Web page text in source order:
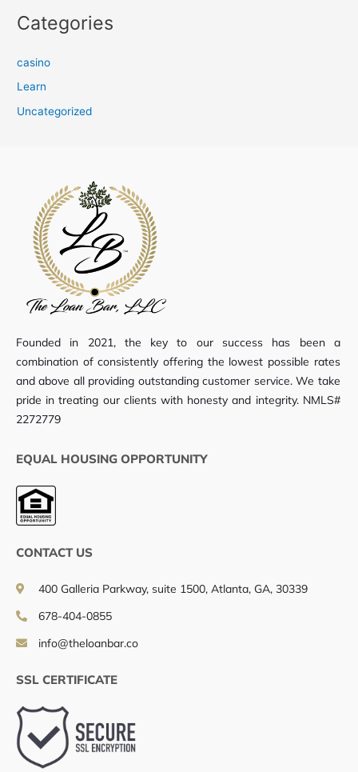
Categories
casino
Learn
Uncategorized
Founded in 2021, the key to our success has been a
combination of consistently offering the lowest possible rates
and above all providing outstanding customer service. We take
pride in treating our clients with honesty and integrity. NMLS#
2272779
EQUAL HOUSING OPPORTUNITY
CONTACT US
400 Galleria Parkway, suite 1500, Atlanta, GA, 30339
678-404-0855
info@theloanbar.co
SSL CERTIFICATE